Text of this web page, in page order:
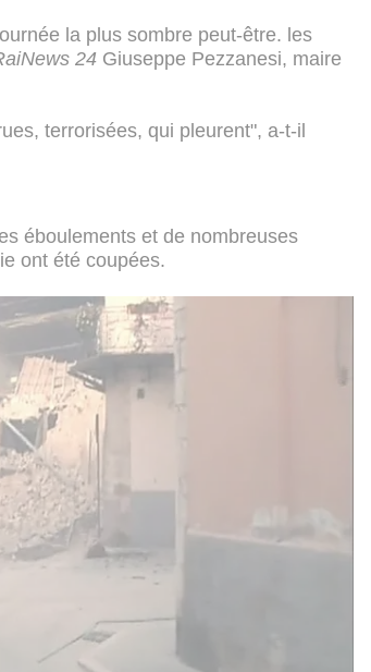
la plus sombre peut-être. les
24 Giuseppe Pezzanesi, maire
terrorisées, qui pleurent", a-t-il
éboulements et de nombreuses
ont été coupées.